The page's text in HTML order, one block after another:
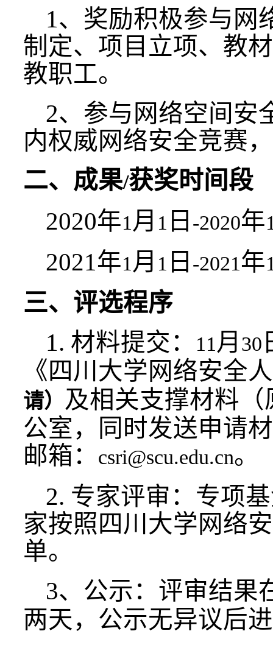
1、奖励积极参与网
制定、项目立项、教
教职工。
2、 参与网络空间安
内权威网络安全竞赛
二、成果/获奖时间段
2020年1月 1 日 -2020年
2021年1月 1 日 -2021年
三、评选程序
1. 材料提交： 11月 30
《四川大学网络安全
请） 及相关支撑材料
公室，同时发送申请
邮箱：
csri@scu.edu.cn。
2. 专家评审：专项
家按照四川大学网络
单。
3、公示：评审结果
两天，公示无异议后